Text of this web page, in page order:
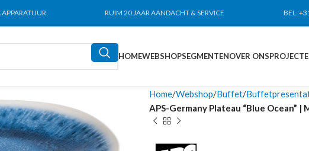
RUIM 20 JAAR AANDACHT & SERVICE BEL:
HOMEWEBSHOPSEGMENTENOVER ONS
Home Webshop Buffet
APS-Germany Plateau “Blue Ocean” |